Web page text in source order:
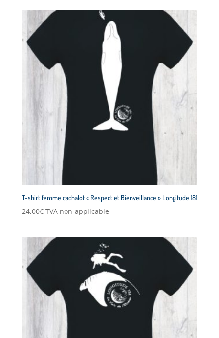
T-shirt femme cachalot « Respect et Bienveillance » Longitude 181
24,00€ TVA non-applicable